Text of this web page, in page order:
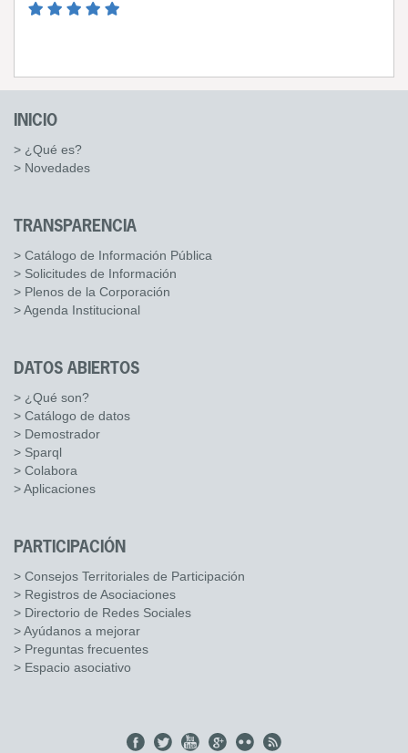
INICIO
> ¿Qué es?
> Novedades
TRANSPARENCIA
> Catálogo de Información Pública
> Solicitudes de Información
> Plenos de la Corporación
> Agenda Institucional
DATOS ABIERTOS
> ¿Qué son?
> Catálogo de datos
> Demostrador
> Sparql
> Colabora
> Aplicaciones
PARTICIPACIÓN
> Consejos Territoriales de Participación
> Registros de Asociaciones
> Directorio de Redes Sociales
> Ayúdanos a mejorar
> Preguntas frecuentes
> Espacio asociativo